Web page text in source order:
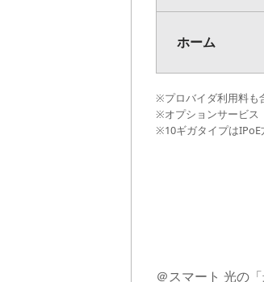
ホーム
※プロバイダ利用料も
※オプションサービス
※10ギガタイプは
＠スマート 光の
マンション
ホーム